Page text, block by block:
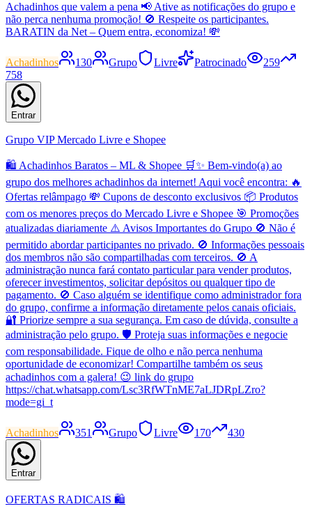
Achadinhos que valem a pena 📢 Ative as notificações do grupo e
não perca nenhuma promoção! 🚫 Respeite os participantes.
BARATIN da Net – Quem entra, economiza! 💸
Achadinhos 130 Grupo Livre Patrocinado
259
758
Entrar
Grupo VIP Mercado Livre e Shopee
🛍️ Achadinhos Baratos – ML & Shopee 🛒✨ Bem-vindo(a) ao
grupo dos melhores achadinhos da internet! Aqui você encontra: 🔥
Ofertas relâmpago 💸 Cupons de desconto exclusivos 📦 Produtos
com os menores preços do Mercado Livre e Shopee 🎯 Promoções
atualizadas diariamente ⚠️ Avisos Importantes do Grupo 🚫 Não é
permitido abordar participantes no privado. 🚫 Informações pessoais
dos membros não são compartilhadas com terceiros. 🚫 A
administração nunca fará contato particular para vender produtos,
oferecer investimentos, solicitar depósitos ou qualquer tipo de
pagamento. 🚫 Caso alguém se identifique como administrador fora
do grupo, confirme a informação diretamente pelos canais oficiais.
🔐 Priorize sempre a sua segurança. Em caso de dúvida, consulte a
administração pelo grupo. 🛡️ Proteja suas informações e negocie
com responsabilidade. Fique de olho e não perca nenhuma
oportunidade de economizar! Compartilhe também os seus
achadinhos com a galera! 😉 link do grupo
https://chat.whatsapp.com/Lsc3RfWTnME7aLJDRpLZro?
mode=gi_t
Achadinhos 351 Grupo Livre 170 430
Entrar
OFERTAS RADICAIS 🛍️